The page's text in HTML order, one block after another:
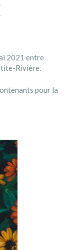
2021 entre
Rivière.
pour la